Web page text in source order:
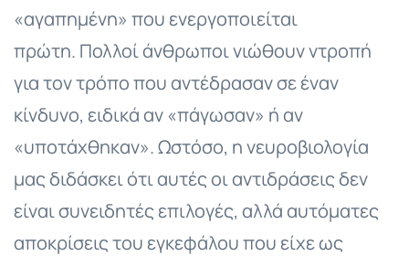
«αγαπημένη» που ενεργοποιείται
πρώτη. Πολλοί άνθρωποι νιώθουν ντροπή
για τον τρόπο που αντέδρασαν σε έναν
κίνδυνο, ειδικά αν «πάγωσαν» ή αν
«υποτάχθηκαν». Ωστόσο, η νευροβιολογία
μας διδάσκει ότι αυτές οι αντιδράσεις δεν
είναι συνειδητές επιλογές, αλλά αυτόματες
αποκρίσεις του εγκεφάλου που είχε ως